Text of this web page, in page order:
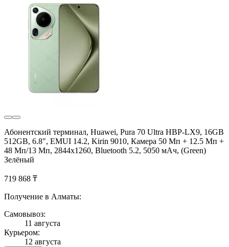
Абонентский терминал, Huawei, Pura 70 Ultra HBP-LX9, 16GB
512GB, 6.8", EMUI 14.2, Kirin 9010, Камера 50 Мп + 12.5 Мп +
48 Мп/13 Мп, 2844x1260, Bluetooth 5.2, 5050 мАч, (Green)
Зелёный
719 868 ₸
Получение в Алматы:
Самовывоз:
11 августа
Курьером:
12 августа